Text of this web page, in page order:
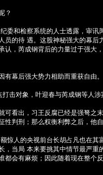
？
委和检察系统的人士透露，审
员的待 遇。这股神秘强大的幕
认，芮成钢背后的力量过于强大
幕后强大势力相助而重获自由
打击对象，叶迎春与芮成钢等人
可看出，习王反腐已经是强弩之
判刑；那么权衡利弊之后，他
惊人的央视前台长胡占凡也在
，当局 本来要挑其中情节最严
都会有麻烦；因此随着现在整个